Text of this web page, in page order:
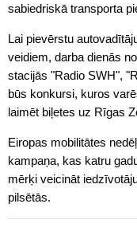
sabiedriskā transporta
Lai pievērstu
veidiem, darba dienās
stacijās "Radio SWH",
būs konkursi, kuros
laimēt biļetes uz Rīgas
Eiropas mobilitātes
kampaņa, kas katru
mērķi veicināt
pilsētās.